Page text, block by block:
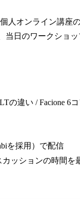
人オンライン講座
当日のワークショ
違い / Facione 6
を採用）で配信
ッションの時間を